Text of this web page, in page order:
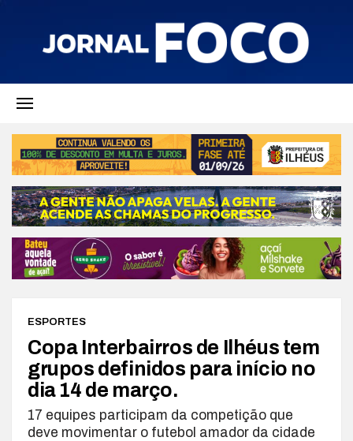
ESPORTES
Copa Interbairros de Ilhéus tem
grupos definidos para início no
dia 14 de março.
17 equipes participam da competição que
deve movimentar o futebol amador da cidade